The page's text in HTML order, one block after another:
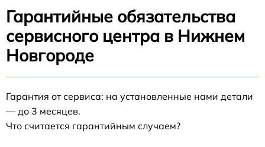
Гарантийные обязательства
сервисного центра в Нижнем
Новгороде
Гарантия от сервиса: на установленные нами детали
— до 3 месяцев.
Что считается гарантийным случаем?